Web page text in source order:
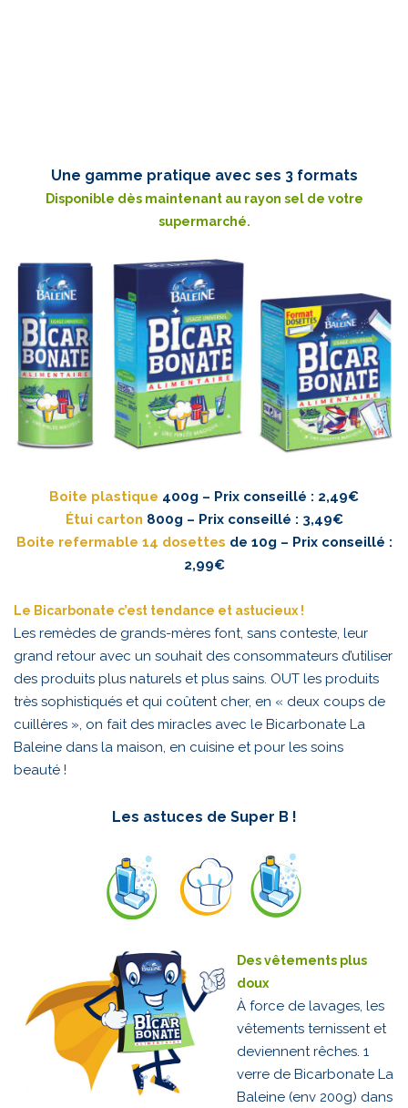
Une gamme pratique avec ses 3 formats
Disponible dès maintenant au rayon sel de votre
supermarché.
Boite plastique 400g – Prix conseillé : 2,49€
Étui carton 800g – Prix conseillé : 3,49€
Boite refermable 14 dosettes de 10g – Prix conseillé :
2,99€
Le Bicarbonate c’est tendance et astucieux !
Les remèdes de grands-mères font, sans conteste, leur
grand retour avec un souhait des consommateurs d’utiliser
des produits plus naturels et plus sains. OUT les produits
très sophistiqués et qui coûtent cher, en « deux coups de
cuillères », on fait des miracles avec le Bicarbonate La
Baleine dans la maison, en cuisine et pour les soins
beauté !
Les astuces de Super B !
Des vêtements plus
doux
À force de lavages, les
vêtements ternissent et
deviennent rêches. 1
verre de Bicarbonate La
Baleine (env 200g) dans